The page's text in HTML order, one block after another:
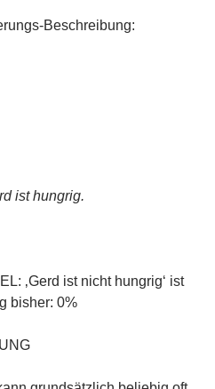
Beschreibung:
ist hungrig.
‚Gerd ist nicht hungrig‘ ist
bisher: 0%